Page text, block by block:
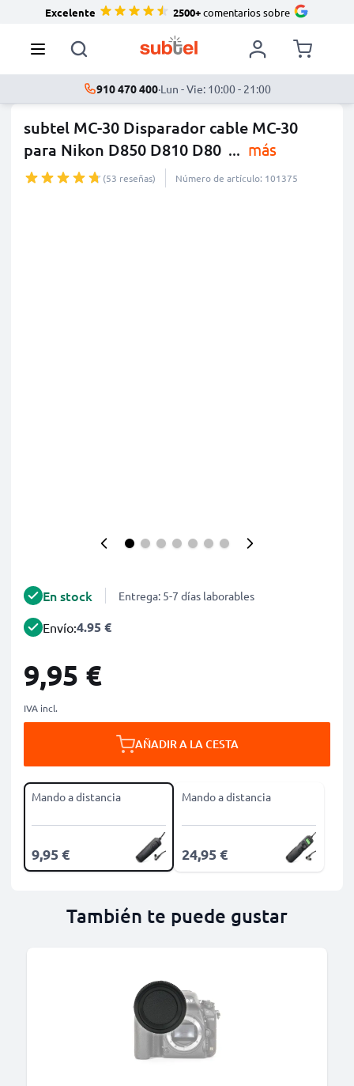
Excelente 2500+comentarios sobre
910 470 400·Lun - Vie: 10:00 - 21:00
subtel MC-30 Disparador cable MC-30
para Nikon D850 D810 D80 ... más
(53 reseñas) Número de artículo: 101375
En stock Entrega: 5-7 días laborables
Envío:4.95 €
9,95 €
IVA incl.
AÑADIR A LA CESTA
Mando a distancia
9,95 €
Mando a distancia
24,95 €
También te puede gustar